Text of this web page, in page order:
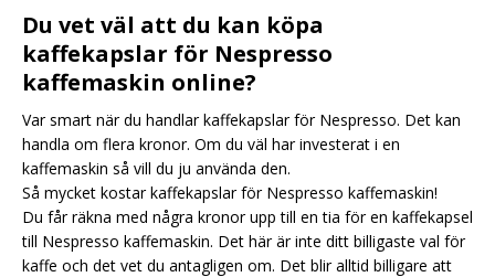
Du vet väl att du kan köpa
kaffekapslar för Nespresso
kaffemaskin online?
Var smart när du handlar kaffekapslar för Nespresso. Det kan
handla om flera kronor. Om du väl har investerat i en
kaffemaskin så vill du ju använda den.
Så mycket kostar kaffekapslar för Nespresso kaffemaskin!
Du får räkna med några kronor upp till en tia för en kaffekapsel
till Nespresso kaffemaskin. Det här är inte ditt billigaste val för
kaffe och det vet du antagligen om. Det blir alltid billigare att